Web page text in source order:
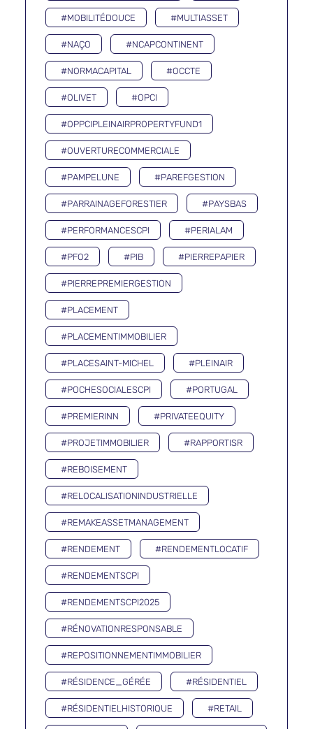
#MOBILITÉDOUCE #MULTIASSET
#NAÇO #NCAPCONTINENT
#NORMACAPITAL #OCCTE
#OLIVET #OPCI
#OPPCIPLEINAIRPROPERTYFUND1
#OUVERTURECOMMERCIALE
#PAMPELUNE #PAREFGESTION
#PARRAINAGEFORESTIER #PAYSBAS
#PERFORMANCESCPI #PERIALAM
#PFO2 #PIB #PIERREPAPIER
#PIERREPREMIERGESTION
#PLACEMENT
#PLACEMENTIMMOBILIER
#PLACESAINT-MICHEL #PLEINAIR
#POCHESOCIALESCPI #PORTUGAL
#PREMIERINN #PRIVATEEQUITY
#PROJETIMMOBILIER #RAPPORTISR
#REBOISEMENT
#RELOCALISATIONINDUSTRIELLE
#REMAKEASSETMANAGEMENT
#RENDEMENT #RENDEMENTLOCATIF
#RENDEMENTSCPI
#RENDEMENTSCPI2025
#RÉNOVATIONRESPONSABLE
#REPOSITIONNEMENTIMMOBILIER
#RÉSIDENCE_GÉRÉE #RÉSIDENTIEL
#RÉSIDENTIELHISTORIQUE #RETAIL